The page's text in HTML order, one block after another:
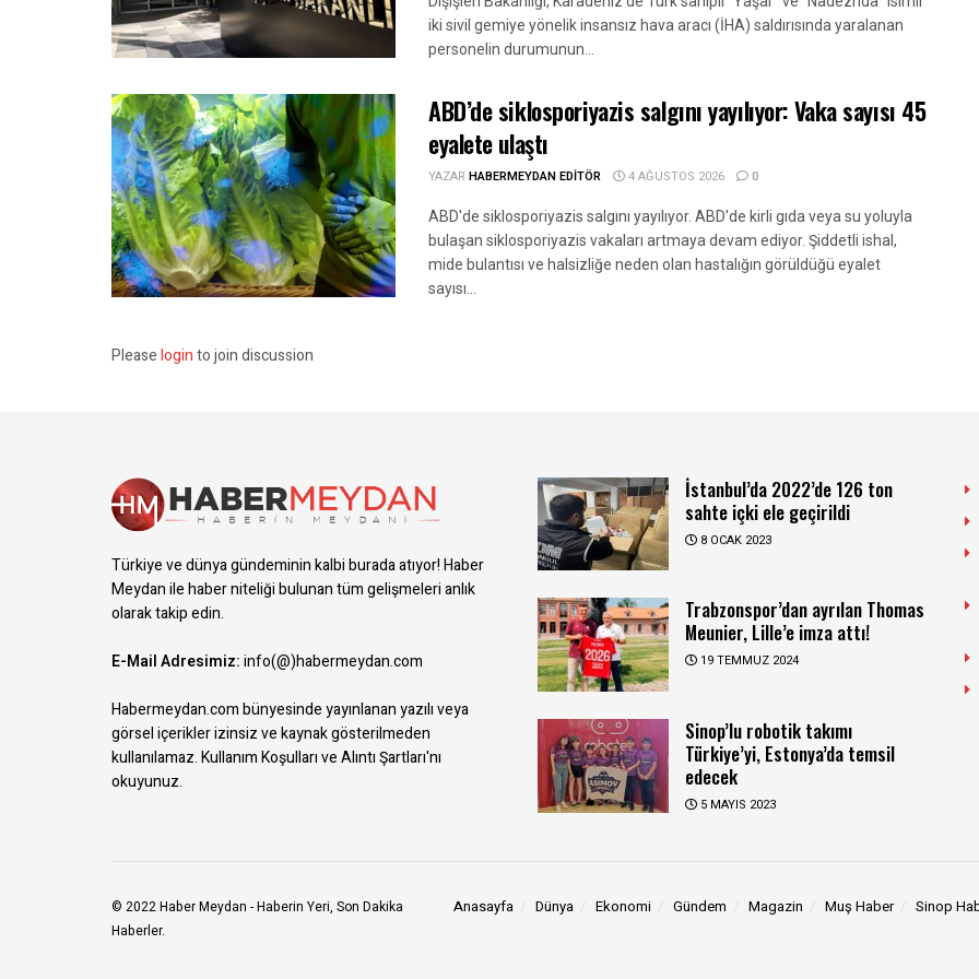
iki sivil gemiye yönelik insansız hava aracı (İHA) saldırısında yaralanan
personelin durumunun...
ABD’de siklosporiyazis salgını yayılıyor: Vaka sayısı 45
eyalete ulaştı
YAZAR HABERMEYDAN EDITÖR 4 AĞUSTOS 2026 0
ABD'de siklosporiyazis salgını yayılıyor. ABD'de kirli gıda veya su yoluyla
bulaşan siklosporiyazis vakaları artmaya devam ediyor. Şiddetli ishal,
mide bulantısı ve halsizliğe neden olan hastalığın görüldüğü eyalet
sayısı...
Pleaseloginto join discussion
Türkiye ve dünya gündeminin kalbi burada atıyor! Haber
Meydan ile haber niteliği bulunan tüm gelişmeleri anlık
olarak takip edin.
E-Mail Adresimiz:info(@)habermeydan.com
Habermeydan.com bünyesinde yayınlanan yazılı veya
görsel içerikler izinsiz ve kaynak gösterilmeden
kullanılamaz.Kullanım Koşulları ve Alıntı Şartları'nı
okuyunuz.
İstanbul’da 2022’de 126 ton
sahte içki ele geçirildi
8 OCAK 2023
Trabzonspor’dan ayrılan Thomas
Meunier, Lille’e imza attı!
19 TEMMUZ 2024
Sinop’lu robotik takımı
Türkiye’yi, Estonya’da temsil
edecek
5 MAYIS 2023
Anasayfa Dünya Ekonomi Gündem Magazin Muş Haber Sinop
© 2022Haber Meydan - Haberin Yeri, Son Dakika
Haberler.